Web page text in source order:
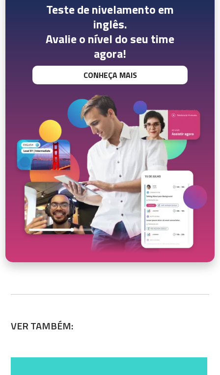
Teste de nivelamento em
inglês.
Avalie o nível do seu time
agora!
CONHEÇA MAIS
VER TAMBÉM: